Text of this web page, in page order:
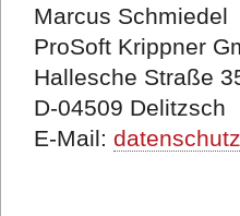
Marcus Schmiedel
ProSoft Krippner
Hallesche Straße
D-04509 Delitzsch
E-Mail: